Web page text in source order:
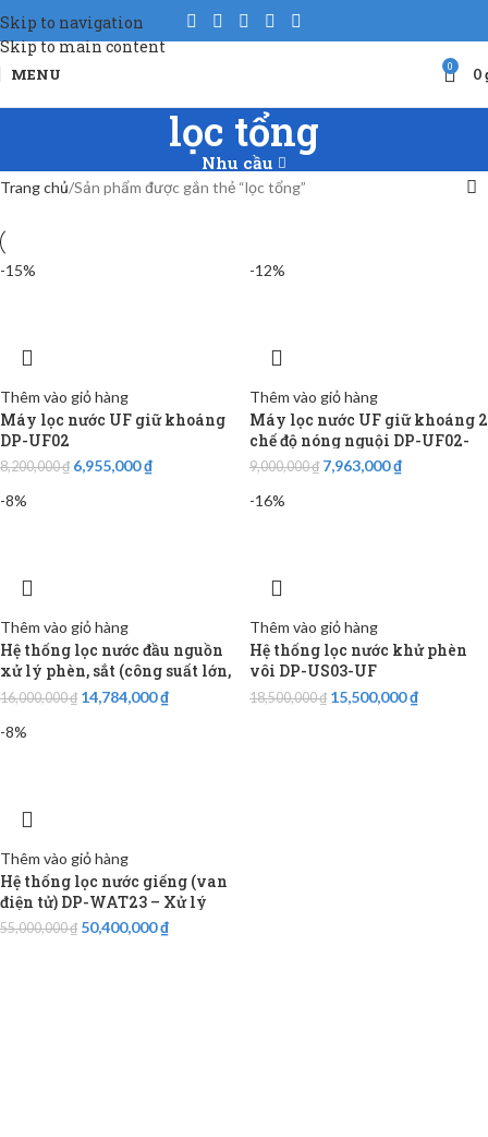
Skip to navigation
Skip to main content
MENU 0 0
lọc tổng
Nhu cầu
Trang chủ Sản phẩm được gắn thẻ “lọc tổng”
-15%
Thêm vào giỏ hàng
Máy lọc nước UF giữ khoáng
DP-UF02
8,200,000₫ 6,955,000₫
-12%
Thêm vào giỏ hàng
Máy lọc nước UF giữ khoáng 2
chế độ nóng nguội DP-UF02-
HN
9,000,000₫ 7,963,000₫
-8%
Thêm vào giỏ hàng
Hệ thống lọc nước đầu nguồn
xử lý phèn, sắt (công suất lớn,
van tay) DP-WM23
16,000,000₫ 14,784,000₫
-16%
Thêm vào giỏ hàng
Hệ thống lọc nước khử phèn
vôi DP-US03-UF
18,500,000₫ 15,500,000₫
-8%
Thêm vào giỏ hàng
Hệ thống lọc nước giếng (van
điện tử) DP-WAT23 – Xử lý
phèn, sắt,…
55,000,000₫ 50,400,000₫